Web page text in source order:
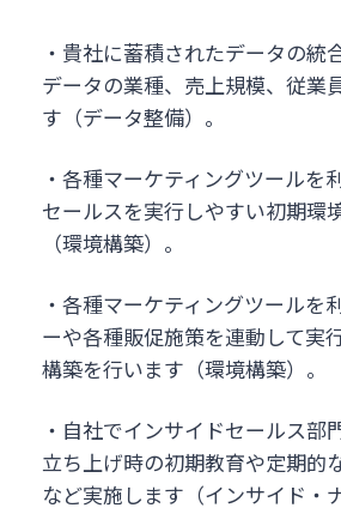
・貴社に蓄積されたデータの統
データの業種、売上規模、従業
す（データ整備）。
・各種マーケティングツールを
セールスを実行しやすい初期環
（環境構築）。
・各種マーケティングツールを
ーや各種販促施策を連動して実
構築を行います（環境構築）。
・自社でインサイドセールス部
立ち上げ時の初期教育や定期的
など実施します（インサイド・